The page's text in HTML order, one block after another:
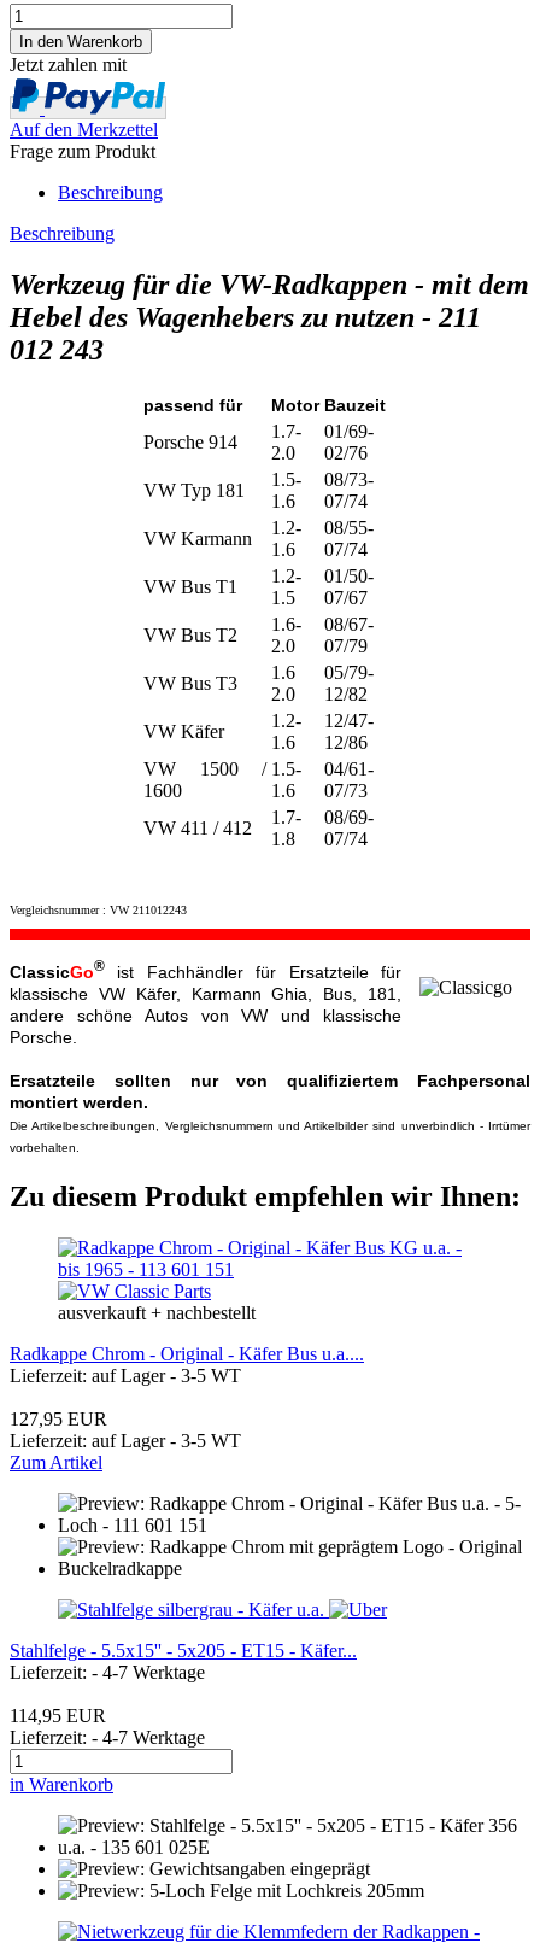
Jetzt zahlen mit
Auf den Merkzettel
Frage zum Produkt
Beschreibung
Beschreibung
Werkzeug für die VW-Radkappen - mit dem
Hebel des Wagenhebers zu nutzen - 211
012 243
passend für Motor Bauzeit
Porsche 914
1.7-
2.0
01/69-
02/76
VW Typ 181
1.5-
1.6
08/73-
07/74
VW Karmann
1.2-
1.6
08/55-
07/74
VW Bus T1
1.2-
1.5
01/50-
07/67
VW Bus T2
1.6-
2.0
08/67-
07/79
VW Bus T3
1.6
2.0
05/79-
12/82
VW Käfer
1.2-
1.6
12/47-
12/86
VW 1500 /
1600
1.5-
1.6
04/61-
07/73
VW 411 / 412
1.7-
1.8
08/69-
07/74
Vergleichsnummer : VW 211012243
ClassicGo®
ist Fachhändler für Ersatzteile für
klassische VW Käfer, Karmann Ghia, Bus, 181,
andere schöne Autos von VW und klassische
Porsche.
Ersatzteile sollten nur von qualifiziertem Fachpersonal
montiert werden.
Die Artikelbeschreibungen, Vergleichsnummern und Artikelbilder sind unverbindlich - Irrtümer
vorbehalten.
Zu diesem Produkt empfehlen wir Ihnen:
ausverkauft + nachbestellt
Radkappe Chrom - Original - Käfer Bus u.a....
Lieferzeit: auf Lager - 3-5 WT
127,95 EUR
Lieferzeit: auf Lager - 3-5 WT
Zum Artikel
Stahlfelge - 5.5x15'' - 5x205 - ET15 - Käfer...
Lieferzeit: - 4-7 Werktage
114,95 EUR
Lieferzeit: - 4-7 Werktage
in Warenkorb